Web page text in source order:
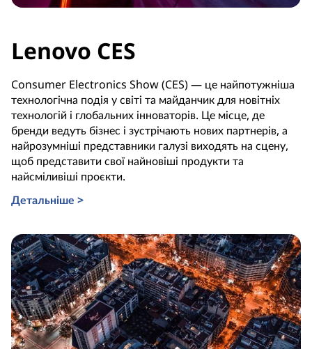
Lenovo CES
Consumer Electronics Show (CES) — це найпотужніша
технологічна подія у світі та майданчик для новітніх
технологій і глобальних інноваторів. Це місце, де
бренди ведуть бізнес і зустрічають нових партнерів, а
найрозумніші представники галузі виходять на сцену,
щоб представити свої найновіші продукти та
найсміливіші проєкти.
Детальніше >